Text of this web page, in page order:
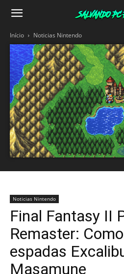
Salvando
Fraco
Início Noticias Nintendo
Noticias Nintendo
Final Fantasy II
Remaster:
espadas
Masamune